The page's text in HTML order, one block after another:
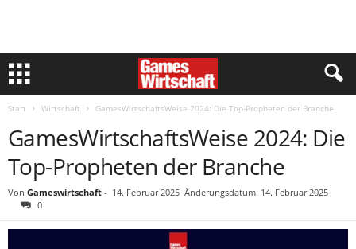
Start Wirtschaft GamesWirtschaftsWeise 2024: Die Top-Propheten der Branche
GamesWirtschaftsWeise 2024: Die
Top-Propheten der Branche
Von Gameswirtschaft - 14. Februar 2025 Änderungsdatum: 14. Februar 2025
0